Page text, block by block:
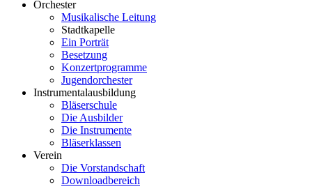
Orchester
Musikalische Leitung
Stadtkapelle
Ein Porträt
Besetzung
Konzertprogramme
Jugendorchester
Instrumentalausbildung
Bläserschule
Die Ausbilder
Die Instrumente
Bläserklassen
Verein
Die Vorstandschaft
Downloadbereich